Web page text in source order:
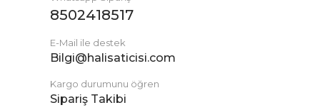
8502418517
E-Mail ile destek
Bilgi@halisaticisi.com
Kargo durumunu öğren
Sipariş Takibi